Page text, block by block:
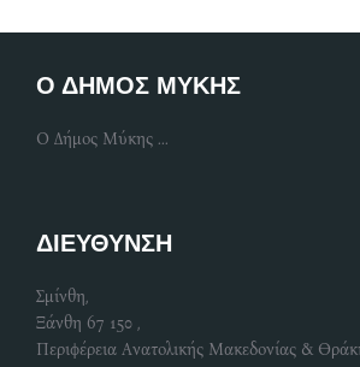
Ο ΔΗΜΟΣ ΜΥΚΗΣ
Ο Δήμος Μύκης ...
ΔΙΕΥΘΥΝΣΗ
Σμίνθη,
Ξάνθη 67 150 ,
Περιφέρεια Ανατολικής Μακεδονίας &